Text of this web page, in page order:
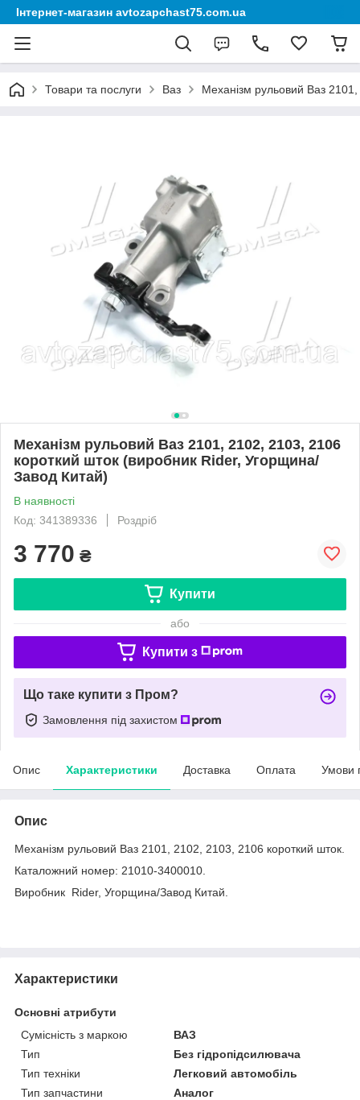
Інтернет-магазин avtozapchast75.com.ua
Товари та послуги Ваз Механізм рульовий Ваз
Механізм рульовий Ваз 2101, 2102, 2103, 2106
короткий шток (виробник Rider, Угорщина/
Завод Китай)
В наявності
Код: 341389336
Роздріб
3 770 ₴
Купити
або
Купити з
Що таке купити з Пром?
Замовлення під захистом
Опис Характеристики Доставка Оплата Умови
Опис
Механізм рульовий Ваз 2101, 2102, 2103, 2106 короткий шток.
Каталожний номер: 21010-3400010.
Виробник Rider, Угорщина/Завод Китай.
Характеристики
Основні атрибути
Сумісність з маркою
ВАЗ
Тип
Без гідропідсилювача
Тип техніки
Легковий автомобіль
Тип запчастини
Аналог